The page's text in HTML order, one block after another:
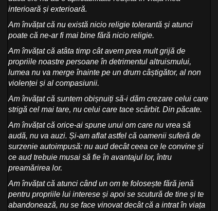
interioară și exterioară.
Am învățat că nu există nicio religie tolerantă și atunci
poate că ne-ar fi mai bine fără nicio religie.
Am învățat că atâta timp cât avem prea mult grijă de
propriile noastre persoane în detrimentul altruismului,
lumea nu va merge înainte pe un drum câștigător, al non
violenței și al compasiunii.
Am învățat că suntem obișnuiți să-i dăm crezare celui care
strigă cel mai tare, nu celui care tace scârbit. Din păcate.
Am învățat că orice-ai spune unui om care nu vrea să
audă, nu va auzi. Și-am aflat astfel că oamenii suferă de
surzenie autoimpusă: nu aud decât ceea ce le convine și
ce aud trebuie musai să fie în avantajul lor, întru
preamărirea lor.
Am învățat că atunci când un om te folosește fără jenă
pentru propriile lui interese și apoi se scutură de tine și te
abandonează, nu se face vinovat decât că a intrat în viața